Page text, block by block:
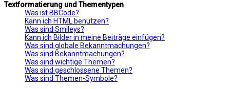
Textformatierung und Thementypen
Was ist BBCode?
Kann ich HTML benutzen?
Was sind Smileys?
Kann ich Bilder in meine Beiträge einfügen?
Was sind globale Bekanntmachungen?
Was sind Bekanntmachungen?
Was sind wichtige Themen?
Was sind geschlossene Themen?
Was sind Themen-Symbole?